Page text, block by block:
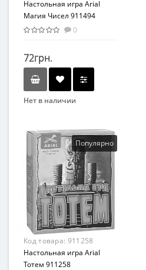
Настольная игра Arial
Магия Чисел 911494
0
72грн.
Нет в наличии
Карточные игры
Возраст
От 7 лет
Материал
Картон
Популярно
Код товара: 911258
Настольная игра Arial
Тотем 911258